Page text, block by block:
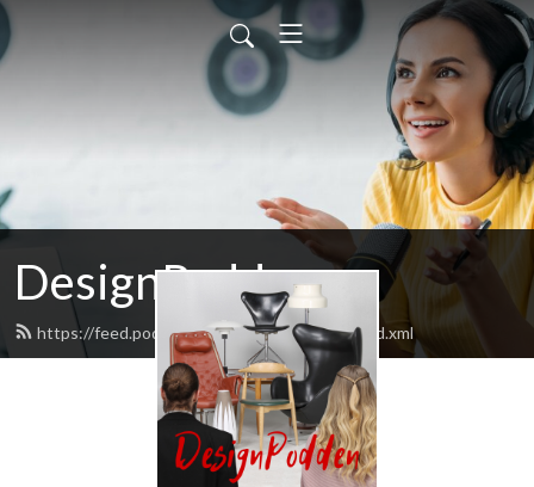
DesignPodden
https://feed.podbean.com/designpodden/feed.xml